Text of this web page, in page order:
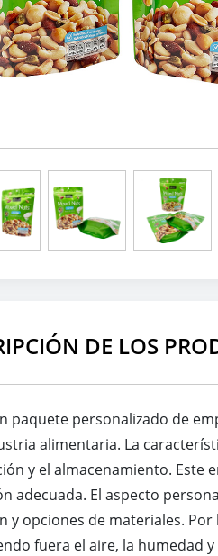
DE LOS
paquete personalizado de
alimentaria. La
y el almacenamiento. Este
adecuada. El aspecto
y opciones de materiales.
fuera el aire, la humedad